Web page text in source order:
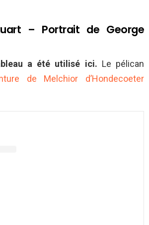
– Portrait de George
a été utilisé ici. Le pélican
de Melchior d’Hondecoeter